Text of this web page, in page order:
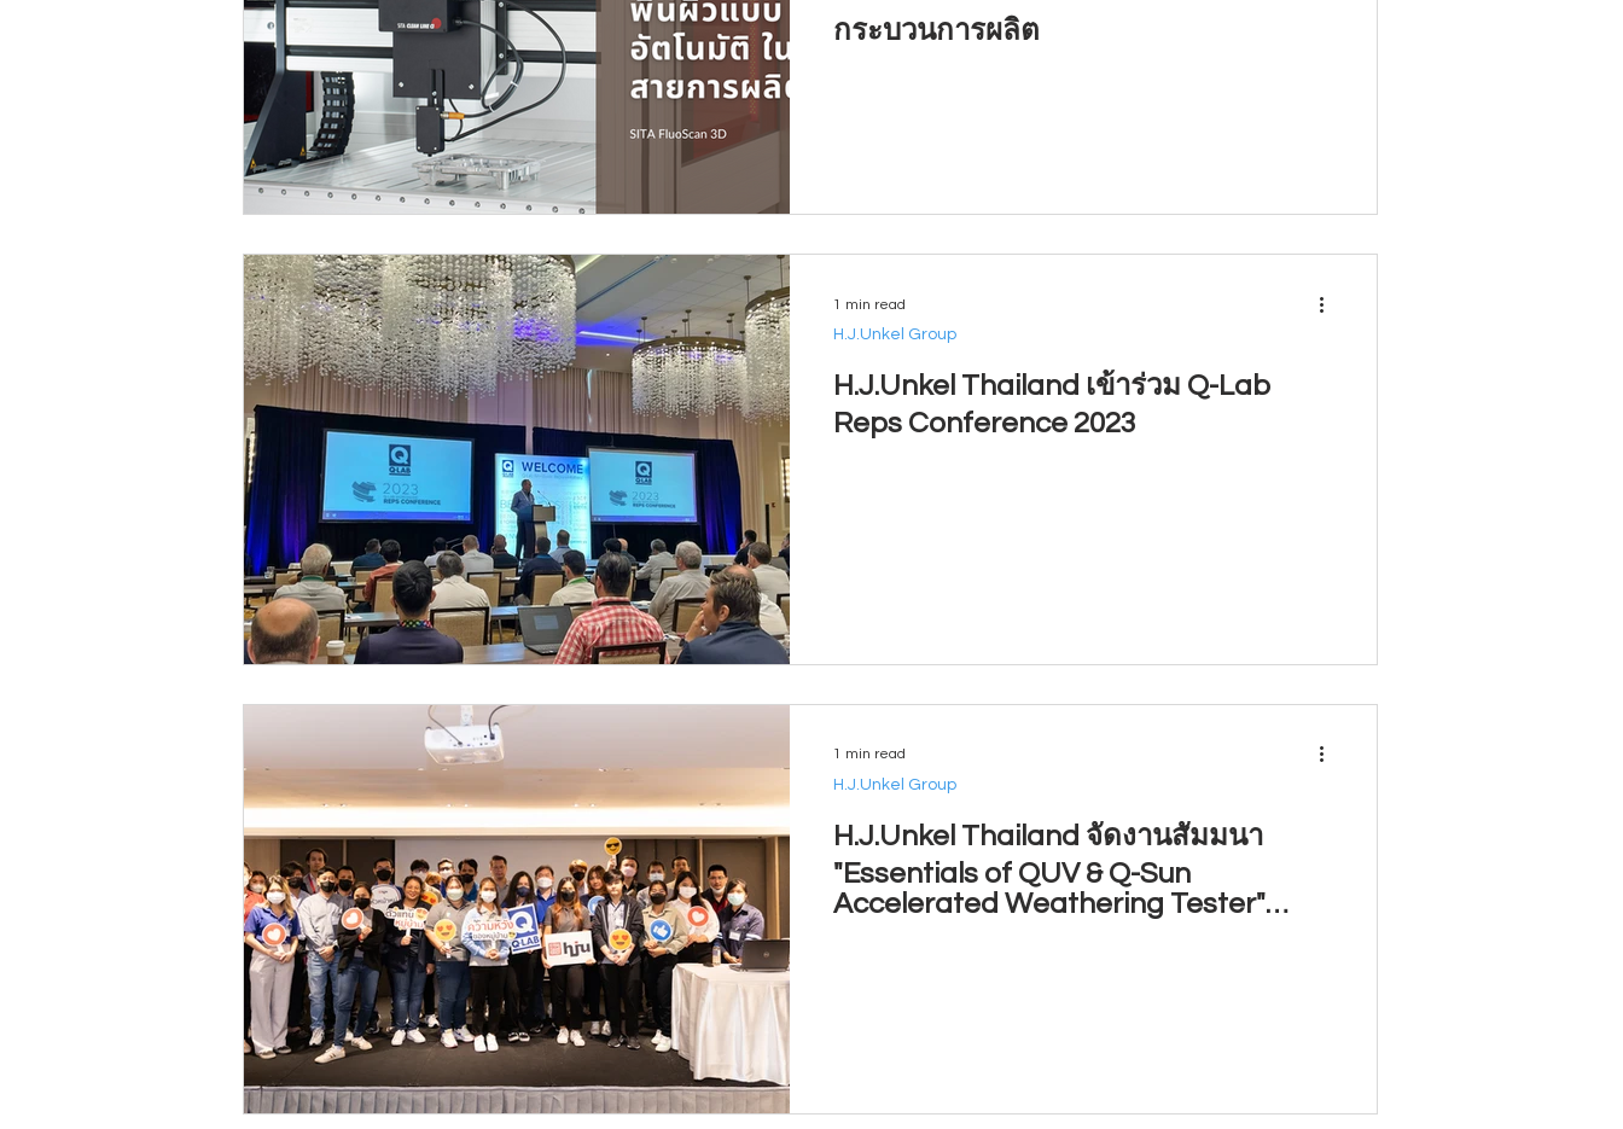
กระบวนการผลิต
H.J.Unkel Thailand เข้าร่วม Q-Lab
Reps Conference 2023
H.J.Unkel Group
1 min read
H.J.Unkel Thailand จัดงานสัมมนา
"Essentials of QUV & Q-Sun
Accelerated Weathering Tester"
H.J.Unkel Group
1 min read